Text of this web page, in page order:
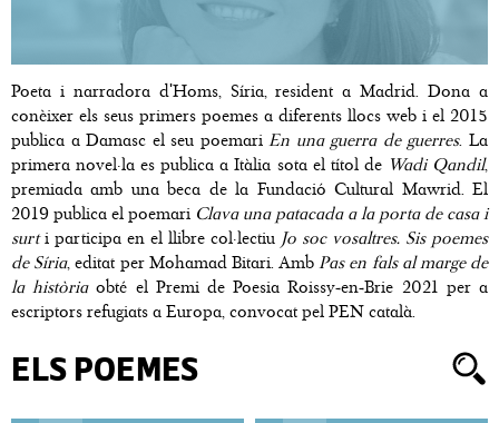
Poeta i narradora d'Homs, Síria, resident a Madrid. Dona a
conèixer els seus primers poemes a diferents llocs web i el 2015
publica a Damasc el seu poemariEn una guerra de guerres. La
primera novel·la es publica a Itàlia sota el títol de Wadi Qandil,
premiada amb una beca de la Fundació Cultural Mawrid. El
2019 publica el poemari Clava una patacada a la porta de casa i
surti participa en el llibre col·lectiu Jo soc vosaltres. Sis poemes
de Síria, editat per Mohamad Bitari. AmbPas en fals al marge de
la històriaobté el Premi de Poesia Roissy-en-Brie 2021 per a
escriptors refugiats a Europa, convocat pel PEN català.
ELS POEMES